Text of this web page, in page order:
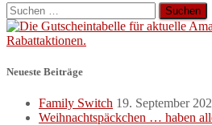
Suchen
nach:
Neueste Beiträge
Family Switch 19. September
Weihnachtspäckchen … haben